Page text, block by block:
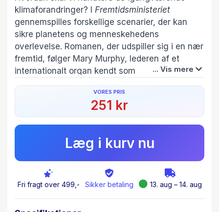
klimaforandringer? I Fremtidsministeriet
gennemspilles forskellige scenarier, der kan
sikre planetens og menneskehedens
overlevelse. Romanen, der udspiller sig i en nær
fremtid, følger Mary Murphy, lederen af et
internationalt organ kendt som
“Fremtidsministeriet”, hvis mission er at takle
klimakrisen på vegne af fremtidige
generationer. Sammen med sine kolleger er
Mary primus motor i at udtænke løsninger og
afprøve dem med aktører i det internationale
Historien væver øjenvidneberetninger og
økonomiske, politiske og teknologiske løsninger
... Vis mere
VORES PRIS
251 kr
Læg i kurv nu
Fri fragt over 499,- Sikker betaling 13. aug – 14. aug